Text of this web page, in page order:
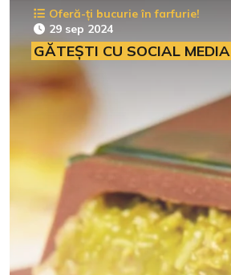
Oferă-ți bucurie în farfurie!
29 sep 2024
GĂTEȘTI CU SOCIAL MEDIA